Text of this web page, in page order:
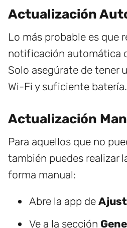
Actualización
Lo más probable es que
notificación automática
Solo asegúrate de tener
Wi-Fi y suficiente batería.
Actualización
Para aquellos que no
también puedes realizar
forma manual:
Abre la app de
Ve a la sección